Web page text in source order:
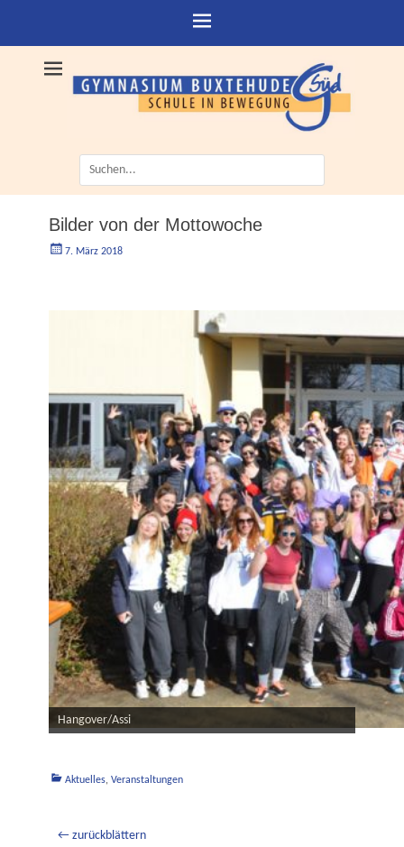
Suche
nach:
Bilder von der Mottowoche
Geschrieben
7. März 2018
Hangover/Assi
Kategorien
Aktuelles, Veranstaltungen
Beitragsnavigation
← zurückblättern